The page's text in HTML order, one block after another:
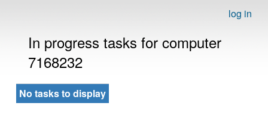
log in
In progress tasks for computer
7168232
No tasks to display